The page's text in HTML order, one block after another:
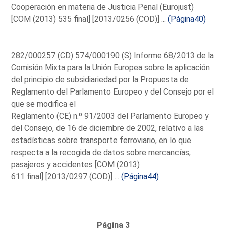
Cooperación en materia de Justicia Penal (Eurojust)
[COM (2013) 535 final] [2013/0256 (COD)] ...(Página40)
282/000257 (CD) 574/000190 (S) Informe 68/2013 de la
Comisión Mixta para la Unión Europea sobre la aplicación
del principio de subsidiariedad por la Propuesta de
Reglamento del Parlamento Europeo y del Consejo por el
que se modifica el
Reglamento (CE) n.º 91/2003 del Parlamento Europeo y
del Consejo, de 16 de diciembre de 2002, relativo a las
estadísticas sobre transporte ferroviario, en lo que
respecta a la recogida de datos sobre mercancías,
pasajeros y accidentes [COM (2013)
611 final] [2013/0297 (COD)] ...(Página44)
Página 3